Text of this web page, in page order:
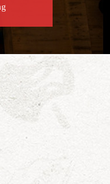
／桂三度「青
野菜ステーショ
」／代走みつく
これ」
）全席指定
会予約事務局